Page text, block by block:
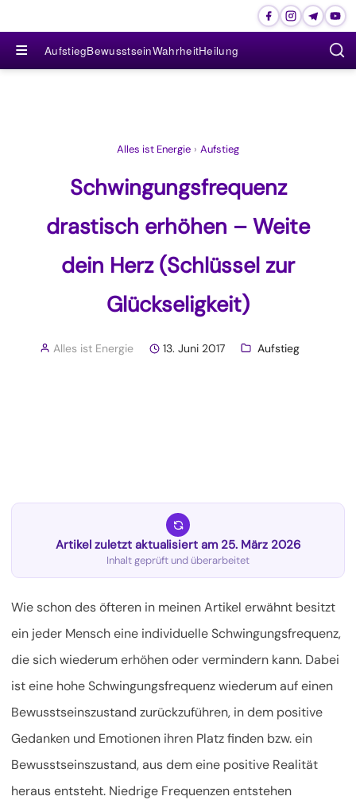
≡ AufstiegBewusstseinWahrheitHeilung
Alles ist Energie › Aufstieg
Schwingungsfrequenz
drastisch erhöhen – Weite
dein Herz (Schlüssel zur
Glückseligkeit)
Alles ist Energie 13. Juni 2017 Aufstieg
Artikel zuletzt aktualisiert am 25. März 2026
Inhalt geprüft und überarbeitet
Wie schon des öfteren in meinen Artikel erwähnt besitzt
ein jeder Mensch eine individuelle Schwingungsfrequenz,
die sich wiederum erhöhen oder vermindern kann. Dabei
ist eine hohe Schwingungsfrequenz wiederum auf einen
Bewusstseinszustand zurückzuführen, in dem positive
Gedanken und Emotionen ihren Platz finden bzw. ein
Bewusstseinszustand, aus dem eine positive Realität
heraus entsteht. Niedrige Frequenzen entstehen